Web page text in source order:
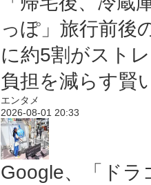
っぽ」旅行前後
に約5割がスト
負担を減らす賢
エンタメ
2026-08-01 20:33
Google、「ドラ